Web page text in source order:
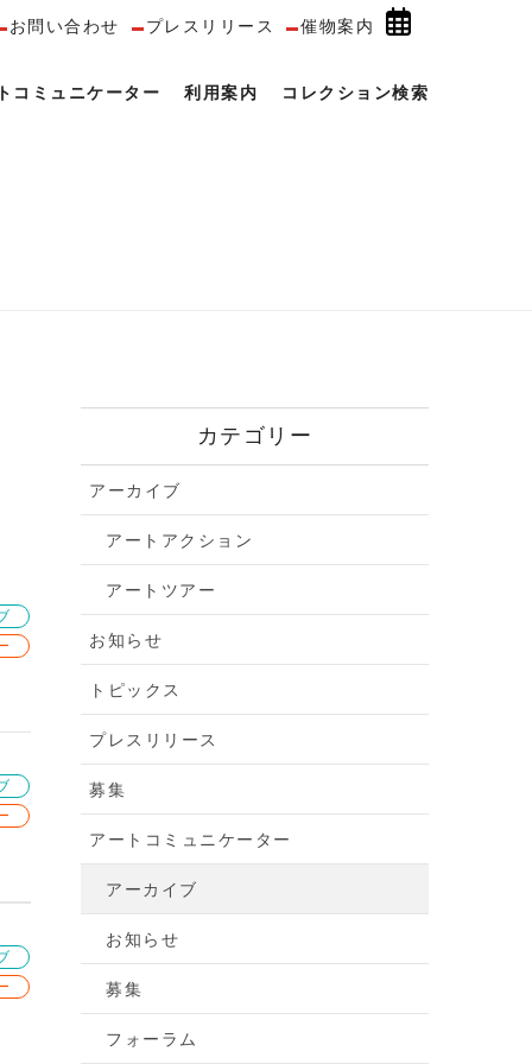
お問い合わせ プレスリリース 催物案内
コミュニケーター 利用案内 コレクション検索
カテゴリー
アーカイブ
アートアクション
アートツアー
お知らせ
トピックス
プレスリリース
募集
アートコミュニケーター
アーカイブ
お知らせ
募集
フォーラム